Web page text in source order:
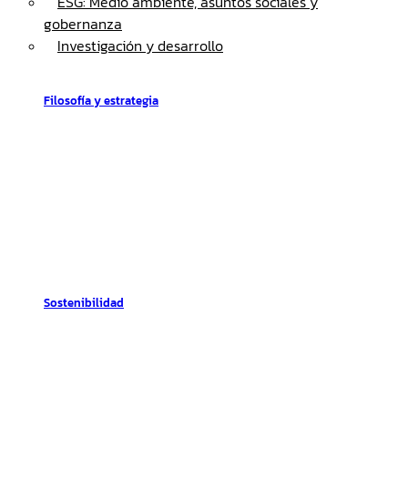
gobernanza
Investigación y desarrollo
Filosofía y estrategia
Sostenibilidad